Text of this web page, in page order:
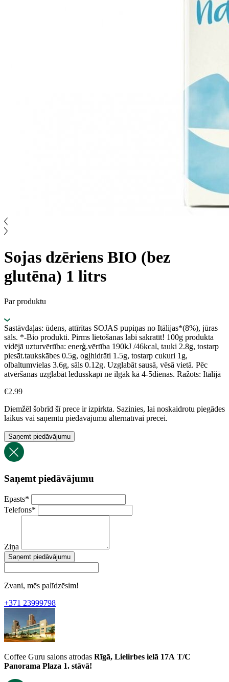
Sojas dzēriens BIO (bez
glutēna) 1 litrs
Par produktu
Sastāvdaļas: ūdens, attīrītas SOJAS pupiņas no Itālijas*(8%), jūras
sāls. *-Bio produkti. Pirms lietošanas labi sakratīt! 100g produkta
vidējā uzturvērtība: enerģ.vērtība 190kJ /46kcal, tauki 2.8g, tostarp
piesāt.taukskābes 0.5g, ogļhidrāti 1.5g, tostarp cukuri 1g,
olbaltumvielas 3.6g, sāls 0.12g. Uzglabāt sausā, vēsā vietā. Pēc
atvēršanas uzglabāt ledusskapī ne ilgāk kā 4-5dienas. Ražots: Itālijā
€2.99
Diemžēl šobrīd šī prece ir izpirkta. Sazinies, lai noskaidrotu piegādes
laikus vai saņemtu piedāvājumu alternatīvai precei.
Saņemt piedāvājumu
Saņemt piedāvājumu
Epasts*
Telefons*
Ziņa
Saņemt piedāvājumu
Zvani, mēs palīdzēsim!
+371 23999798
Coffee Guru salons atrodas Rīgā, Lielirbes ielā 17A T/C
Panorama Plaza 1. stāvā!